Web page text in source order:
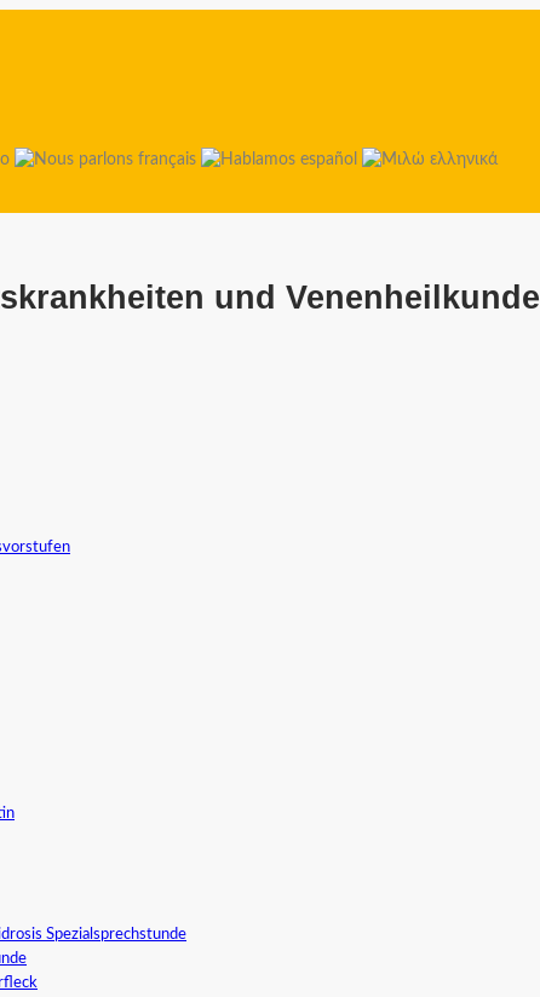
und Venenheilkunde
Spezialsprechstunde